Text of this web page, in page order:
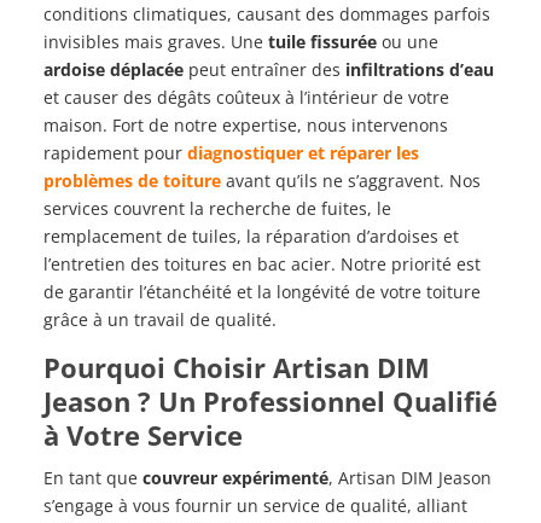
conditions climatiques, causant des dommages parfois
invisibles mais graves. Une tuile fissuréeou une
ardoise déplacéepeut entraîner des infiltrations d’eau
et causer des dégâts coûteux à l’intérieur de votre
maison. Fort de notre expertise, nous intervenons
rapidement pour diagnostiquer et réparer les
problèmes de toitureavant qu’ils ne s’aggravent. Nos
services couvrent la recherche de fuites, le
remplacement de tuiles, la réparation d’ardoises et
l’entretien des toitures en bac acier. Notre priorité est
de garantir l’étanchéité et la longévité de votre toiture
grâce à un travail de qualité.
Pourquoi Choisir Artisan DIM
Jeason ? Un Professionnel Qualifié
à Votre Service
En tant que couvreur expérimenté, Artisan DIM Jeason
s’engage à vous fournir un service de qualité, alliant